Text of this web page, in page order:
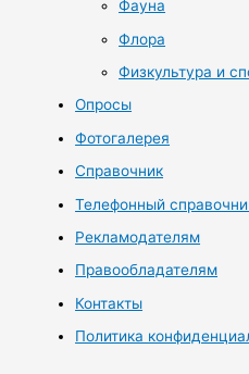
Фауна
Флора
Физкультура и
Опросы
Фотогалерея
Справочник
Телефонный
Рекламодателям
Правообладателям
Контакты
Политика